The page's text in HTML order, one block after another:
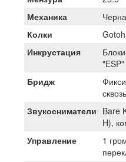
Механика
Колки
Инкрустация
Бридж
Звукосниматели Bare
H),
Управление
1